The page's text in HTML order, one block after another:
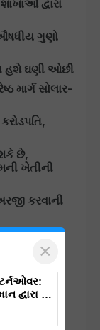
દ્વારા
ગુણો
હશે ઘણી ઓછી
માર્ગ સોલાર-
છે,
ખેતીની
કરવાની
આ ખાસ
પ્રાકૃતિક
બને છે
×
દ્વારા કૃષિ